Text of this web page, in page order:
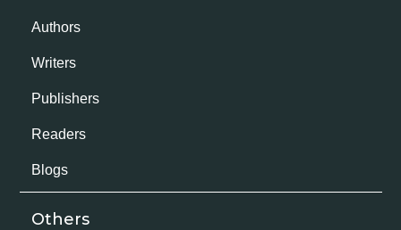
Authors
Writers
Publishers
Readers
Blogs
Others